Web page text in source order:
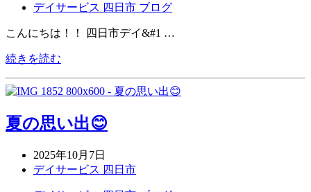
デイサービス 四日市 ブログ
こんにちは！！ 四日市デイ&#1 …
続きを読む
夏の思い出😊
2025年10月7日
デイサービス 四日市